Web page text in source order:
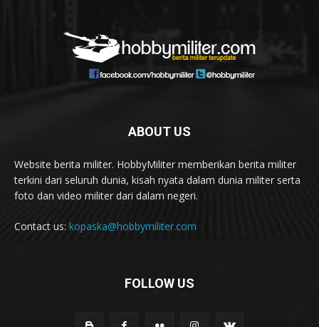
ABOUT US
Website berita militer. HobbyMiliter memberikan berita militer
terkini dari seluruh dunia, kisah nyata dalam dunia militer serta
foto dan video militer dari dalam negeri.
Contact us: kopaska@hobbymiliter.com
FOLLOW US